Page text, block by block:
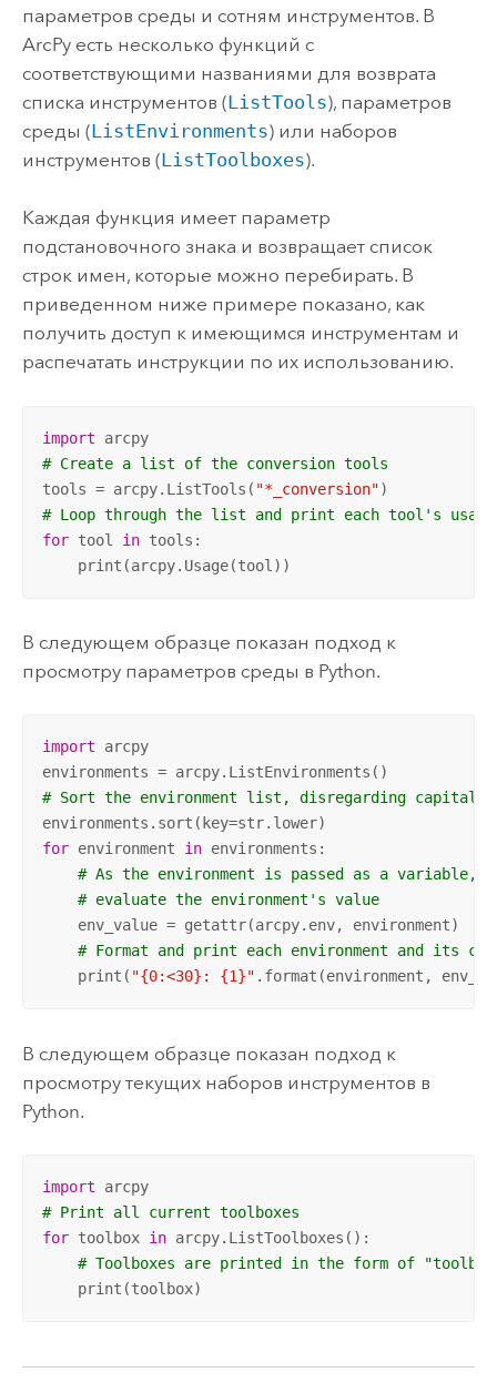
параметров среды и сотням инструментов. В
ArcPy есть несколько функций с
соответствующими названиями для возврата
списка инструментов (ListTools), параметров
среды (ListEnvironments) или наборов
инструментов (ListToolboxes).
Каждая функция имеет параметр
подстановочного знака и возвращает список
строк имен, которые можно перебирать. В
приведенном ниже примере показано, как
получить доступ к имеющимся инструментам и
распечатать инструкции по их использованию.
import
arcpy
# Create a list of the conversion tools
tools = arcpy.ListTools( "*_conversion"
# Loop through the list and print each tool's usage
for tool in tools:
    print(arcpy.Usage(tool))
В следующем образце показан подход к
просмотру параметров среды в Python.
import arcpy
# Sort the environment list, disregarding
for environment in environments:
# As the environment is passed as a
# evaluate the environment's value
    env_value = getattr(arcpy.env, environment)
# Format and print each environment and its
    print(
"{0:<30}: {1}" .format(environment,
В следующем образце показан подход к
просмотру текущих наборов инструментов в
Python.
import
# Print all current toolboxes
for toolbox in arcpy.ListToolboxes():
# Toolboxes are printed in the form of
    print(toolbox)